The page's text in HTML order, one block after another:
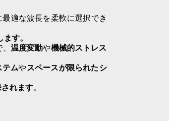
適な波長を柔軟に選択でき
す。
温度変動や機械的ストレス
テムやスペースが限られたシ
れます。